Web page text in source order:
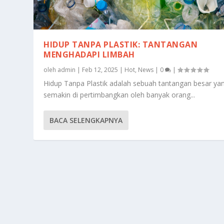
HIDUP TANPA PLASTIK: TANTANGAN
MENGHADAPI LIMBAH
oleh admin | Feb 12, 2025 | Hot, News | 0 |
Hidup Tanpa Plastik adalah sebuah tantangan besar
semakin di pertimbangkan oleh banyak orang...
BACA SELENGKAPNYA